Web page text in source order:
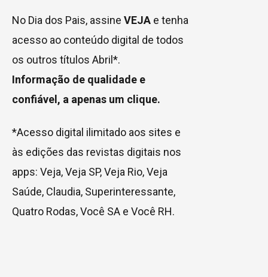
No Dia dos Pais, assine VEJA e tenha
acesso ao conteúdo digital de todos
os outros títulos Abril*.
Informação de qualidade e
confiável, a apenas um clique.
*Acesso digital ilimitado aos sites e
às edições das revistas digitais nos
apps: Veja, Veja SP, Veja Rio, Veja
Saúde, Claudia, Superinteressante,
Quatro Rodas, Você SA e Você RH.